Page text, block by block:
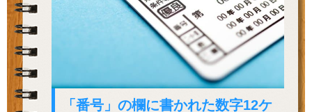
「番号」の欄に書かれた数字12ケ